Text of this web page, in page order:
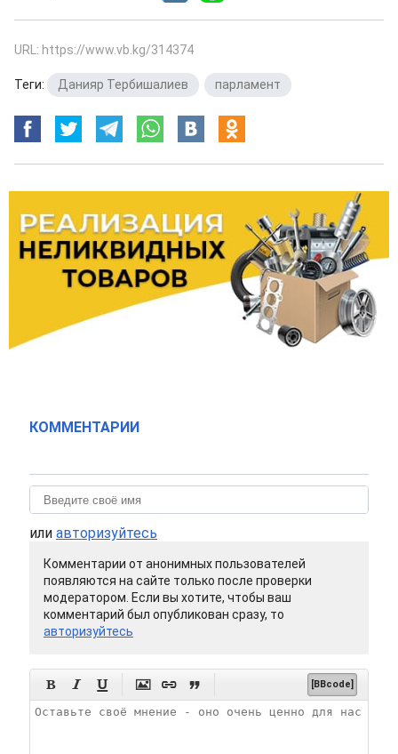
URL: https://www.vb.kg/314374
Теги: Данияр Тербишалиев парламент
КОММЕНТАРИИ
или авторизуйтесь
Комментарии от анонимных пользователей
появляются на сайте только после проверки
модератором. Если вы хотите, чтобы ваш
комментарий был опубликован сразу, то
авторизуйтесь
      [BBcode]